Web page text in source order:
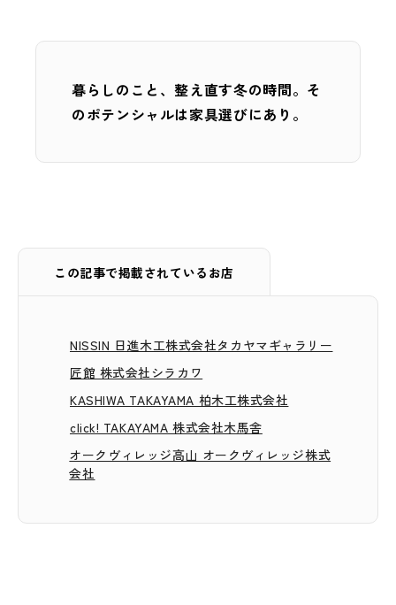
暮らしのこと、整え直す冬の時間。そ
のポテンシャルは家具選びにあり。
この記事で掲載されているお店
NISSIN 日進木工株式会社タカヤマギャラリー
匠館 株式会社シラカワ
KASHIWA TAKAYAMA 柏木工株式会社
click! TAKAYAMA 株式会社木馬舎
オークヴィレッジ高山 オークヴィレッジ株式
会社